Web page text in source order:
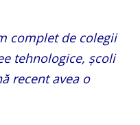
complet de colegii
tehnologice, școli
recent avea o